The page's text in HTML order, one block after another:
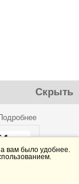
Скрыть
вам было удобнее.